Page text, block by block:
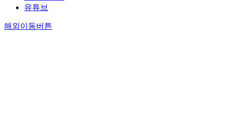
유튜브
해외이동버튼